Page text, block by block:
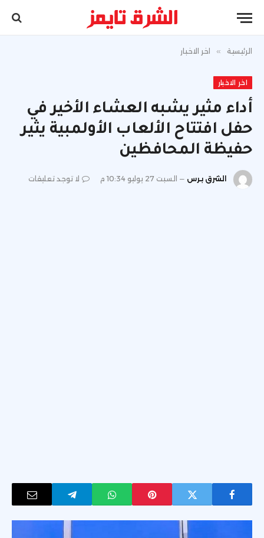
الرئيسية » اخر الاخبار
اخر الاخبار
أداء مثير يشبه العشاء الأخير في
حفل افتتاح الألعاب الأولمبية يثير
حفيظة المحافظين
الشرق برس السبت 27 يوليو 10:34 م لا توجد تعليقات